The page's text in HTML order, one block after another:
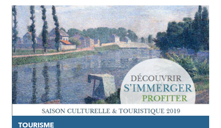
RÉSULTATS
TOURISME